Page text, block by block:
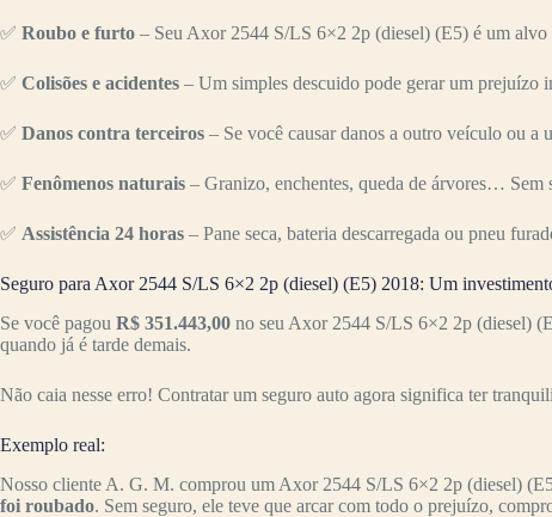
✅ Roubo e furto – Seu Axor 2544 S/LS 6×2 2p (diesel) (E5) é um
✅ Colisões e acidentes – Um simples descuido pode gerar um prejuízo
✅ Danos contra terceiros – Se você causar danos a outro veículo ou a
✅ Fenômenos naturais – Granizo, enchentes, queda de árvores… Sem
✅ Assistência 24 horas – Pane seca, bateria descarregada ou pneu
Seguro para Axor 2544 S/LS 6×2 2p (diesel) (E5) 2018: Um
Se você pagou R$ 351.443,00 no seu Axor 2544 S/LS 6×2 2p (diesel)
quando já é tarde demais.
Não caia nesse erro! Contratar um seguro auto agora significa ter
Exemplo real:
Nosso cliente A. G. M. comprou um Axor 2544 S/LS 6×2 2p (diesel)
foi roubado. Sem seguro, ele teve que arcar com todo o prejuízo,